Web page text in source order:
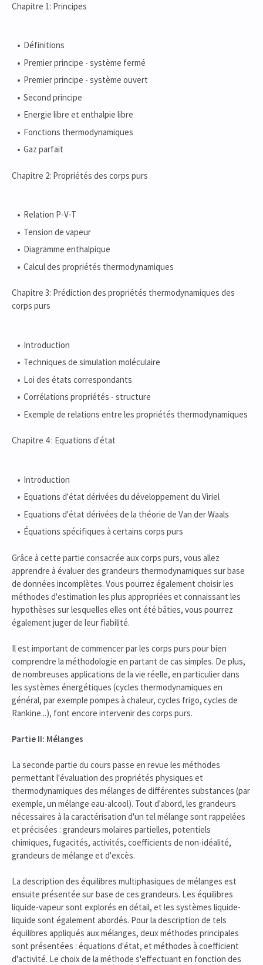
Chapitre 1: Principes
Définitions
Premier principe - système fermé
Premier principe - système ouvert
Second principe
Energie libre et enthalpie libre
Fonctions thermodynamiques
Gaz parfait
Chapitre 2: Propriétés des corps purs
Relation P-V-T
Tension de vapeur
Diagramme enthalpique
Calcul des propriétés thermodynamiques
Chapitre 3: Prédiction des propriétés thermodynamiques des
corps purs
Introduction
Techniques de simulation moléculaire
Loi des états correspondants
Corrélations propriétés - structure
Exemple de relations entre les propriétés thermodynamiques
Chapitre 4 : Equations d'état
Introduction
Equations d'état dérivées du développement du Viriel
Equations d'état dérivées de la théorie de Van der Waals
Équations spécifiques à certains corps purs
Grâce à cette partie consacrée aux corps purs, vous allez
apprendre à évaluer des grandeurs thermodynamiques sur base
de données incomplètes. Vous pourrez également choisir les
méthodes d'estimation les plus appropriées et connaissant les
hypothèses sur lesquelles elles ont été bâties, vous pourrez
également juger de leur fiabilité.
Il est important de commencer par les corps purs pour bien
comprendre la méthodologie en partant de cas simples. De plus,
de nombreuses applications de la vie réelle, en particulier dans
les systèmes énergétiques (cycles thermodynamiques en
général, par exemple pompes à chaleur, cycles frigo, cycles de
Rankine...), font encore intervenir des corps purs.
Partie II: Mélanges
La seconde partie du cours passe en revue les méthodes
permettant l'évaluation des propriétés physiques et
thermodynamiques des mélanges de différentes substances (par
exemple, un mélange eau-alcool). Tout d'abord, les grandeurs
nécessaires à la caractérisation d'un tel mélange sont rappelées
et précisées : grandeurs molaires partielles, potentiels
chimiques, fugacités, activités, coefficients de non-idéalité,
grandeurs de mélange et d'excès.
La description des équilibres multiphasiques de mélanges est
ensuite présentée sur base de ces grandeurs. Les équilibres
liquide-vapeur sont explorés en détail, et les systèmes liquide-
liquide sont également abordés. Pour la description de tels
équilibres appliqués aux mélanges, deux méthodes principales
sont présentées : équations d'état, et méthodes à coefficient
d'activité. Le choix de la méthode s'effectuant en fonction des